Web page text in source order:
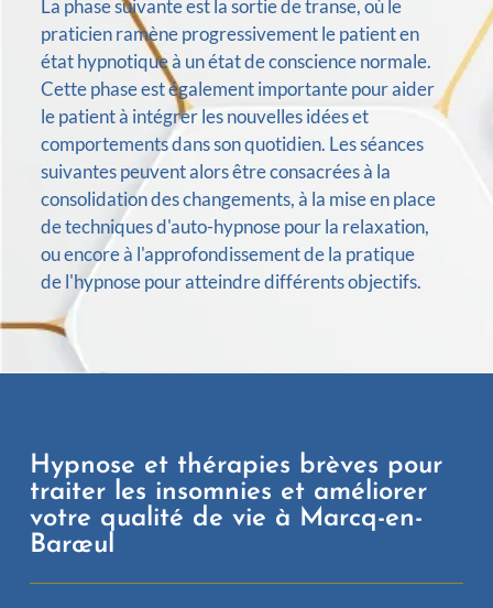
La phase suivante est la sortie de transe, où le
praticien ramène progressivement le patient en
état hypnotique à un état de conscience normale.
Cette phase est également importante pour aider
le patient à intégrer les nouvelles idées et
comportements dans son quotidien. Les séances
suivantes peuvent alors être consacrées à la
consolidation des changements, à la mise en place
de techniques d'auto-hypnose pour la relaxation,
ou encore à l'approfondissement de la pratique
de l'hypnose pour atteindre différents objectifs.
Hypnose et thérapies brèves pour
traiter les insomnies et améliorer
votre qualité de vie à Marcq-en-
Barœul